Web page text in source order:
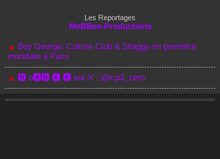
Les Reportages
MoBBee-Productions
Boy George, Culture Club & Shaggy en première
mondiale à Paris
🅼 o🅱🅱 🅴 🅴 sur X : @icp3_zero